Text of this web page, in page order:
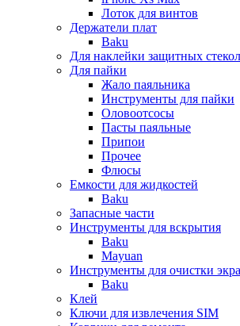
Лоток для винтов
Держатели плат
Baku
Для наклейки защитных стекол
Для пайки
Жало паяльника
Инструменты для пайки
Оловоотсосы
Пасты паяльные
Припои
Прочее
Флюсы
Емкости для жидкостей
Baku
Запасные части
Инструменты для вскрытия
Baku
Mayuan
Инструменты для очистки
Baku
Клей
Ключи для извлечения SIM